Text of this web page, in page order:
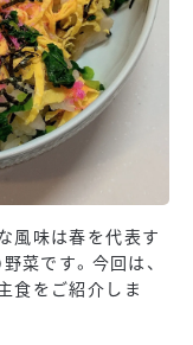
風味は春を代表す
菜です。今回は、
食をご紹介しま